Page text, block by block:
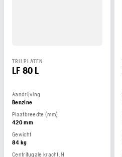
TRILPLATEN
LF 80 L
Aandrijving
Benzine
Plaatbreedte (mm)
420 mm
Gewicht
84 kg
Centrifugale kracht, N